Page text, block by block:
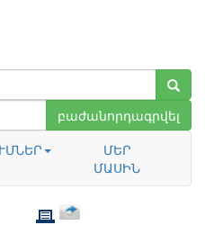
բաժանորդագրվել
ՄԵՐ
ՄԱՍԻՆ